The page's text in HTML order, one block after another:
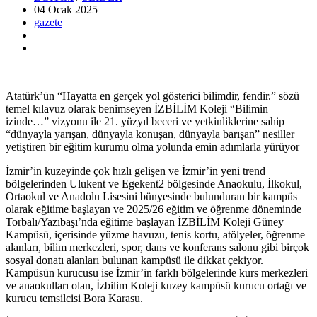
04 Ocak 2025
gazete
Atatürk’ün “Hayatta en gerçek yol gösterici bilimdir, fendir.” sözü
temel kılavuz olarak benimseyen İZBİLİM Koleji “Bilimin
izinde…” vizyonu ile 21. yüzyıl beceri ve yetkinliklerine sahip
“dünyayla yarışan, dünyayla konuşan, dünyayla barışan” nesiller
yetiştiren bir eğitim kurumu olma yolunda emin adımlarla yürüyor
İzmir’in kuzeyinde çok hızlı gelişen ve İzmir’in yeni trend
bölgelerinden Ulukent ve Egekent2 bölgesinde Anaokulu, İlkokul,
Ortaokul ve Anadolu Lisesini bünyesinde bulunduran bir kampüs
olarak eğitime başlayan ve 2025/26 eğitim ve öğrenme döneminde
Torbalı/Yazıbaşı’nda eğitime başlayan İZBİLİM Koleji Güney
Kampüsü, içerisinde yüzme havuzu, tenis kortu, atölyeler, öğrenme
alanları, bilim merkezleri, spor, dans ve konferans salonu gibi birçok
sosyal donatı alanları bulunan kampüsü ile dikkat çekiyor.
Kampüsün kurucusu ise İzmir’in farklı bölgelerinde kurs merkezleri
ve anaokulları olan, İzbilim Koleji kuzey kampüsü kurucu ortağı ve
kurucu temsilcisi Bora Karasu.